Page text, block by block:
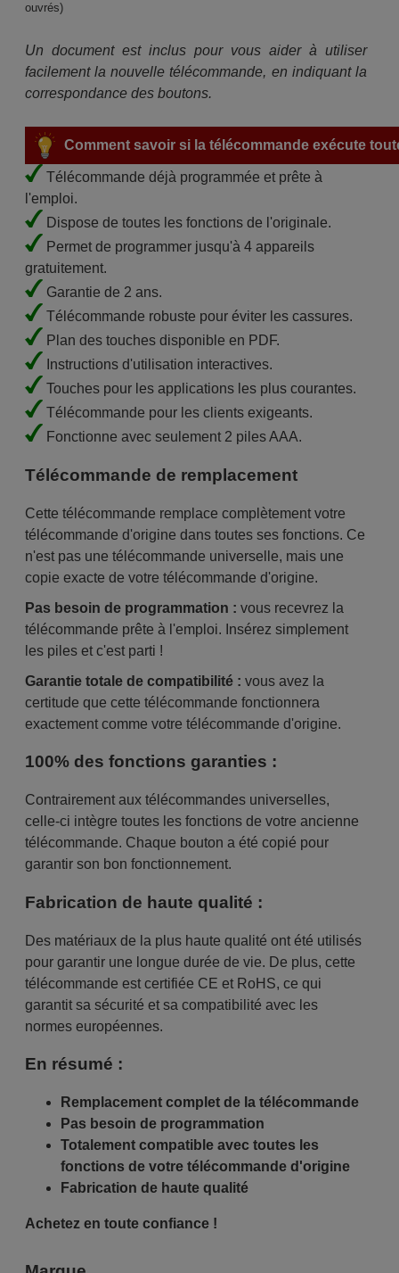
ouvrés)
Un document est inclus pour vous aider à utiliser
facilement la nouvelle télécommande, en indiquant la
correspondance des boutons.
Comment savoir si la télécommande exécute
Télécommande déjà programmée et prête à
l'emploi.
Dispose de toutes les fonctions de l'originale.
Permet de programmer jusqu'à 4 appareils
gratuitement.
Garantie de 2 ans.
Télécommande robuste pour éviter les cassures.
Plan des touches disponible en PDF.
Instructions d'utilisation interactives.
Touches pour les applications les plus courantes.
Télécommande pour les clients exigeants.
Fonctionne avec seulement 2 piles AAA.
Télécommande de remplacement
Cette télécommande remplace complètement votre
télécommande d'origine dans toutes ses fonctions. Ce
n'est pas une télécommande universelle, mais une
copie exacte de votre télécommande d'origine.
Pas besoin de programmation : vous recevrez la
télécommande prête à l'emploi. Insérez simplement
les piles et c'est parti !
Garantie totale de compatibilité : vous avez la
certitude que cette télécommande fonctionnera
exactement comme votre télécommande d'origine.
100% des fonctions garanties :
Contrairement aux télécommandes universelles,
celle-ci intègre toutes les fonctions de votre ancienne
télécommande. Chaque bouton a été copié pour
garantir son bon fonctionnement.
Fabrication de haute qualité :
Des matériaux de la plus haute qualité ont été utilisés
pour garantir une longue durée de vie. De plus, cette
télécommande est certifiée CE et RoHS, ce qui
garantit sa sécurité et sa compatibilité avec les
normes européennes.
En résumé :
Remplacement complet de la télécommande
Pas besoin de programmation
Totalement compatible avec toutes les
fonctions de votre télécommande d'origine
Fabrication de haute qualité
Achetez en toute confiance !